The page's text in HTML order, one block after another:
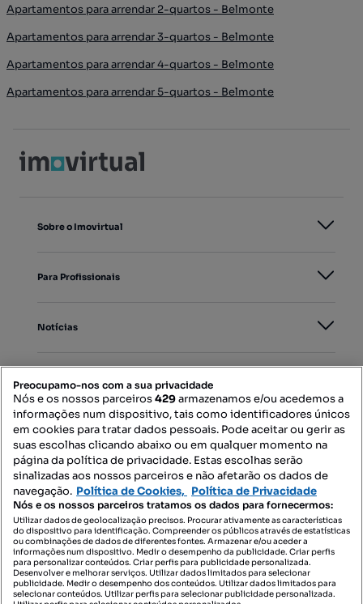
Apartamentos para arrendar 2-quartos - Belmonte
Apartamentos para arrendar 3-quartos - Belmonte
Apartamentos para arrendar 4-quartos - Belmonte
Apartamentos para arrendar 5-quartos - Belmonte
Sobre o Imovirtual
Para Profissionais
Notícias
Mapa do Site
Contacte-nos
SIGA-NOS:
DESCARREGAR NA:
Preocupamo-nos com a sua privacidade
Nós e os nossos parceiros429armazenamos e/ou acedemos a
informações num dispositivo, tais como identificadores únicos
em cookies para tratar dados pessoais. Pode aceitar ou gerir as
suas escolhas clicando abaixo ou em qualquer momento na
página da política de privacidade. Estas escolhas serão
sinalizadas aos nossos parceiros e não afetarão os dados de
navegação. Política de Cookies, Política de Privacidade
Nós e os nossos parceiros tratamos os dados para fornecermos:
Utilizar dados de geolocalização precisos. Procurar ativamente as características
do dispositivo para identificação. Compreender os públicos através de estatísticas
ou combinações de dados de diferentes fontes. Armazenar e/ou aceder a
informações num dispositivo. Medir o desempenho da publicidade. Criar perfis
para personalizar conteúdos. Criar perfis para publicidade personalizada.
Desenvolver e melhorar serviços. Utilizar dados limitados para selecionar
publicidade. Medir o desempenho dos conteúdos. Utilizar dados limitados para
selecionar conteúdos. Utilizar perfis para selecionar publicidade personalizada.